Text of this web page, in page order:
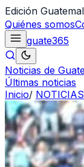
Edición
Quiénes somos
guate365
Noticias de
Últimas noticias
Inicio/ NOTICIAS